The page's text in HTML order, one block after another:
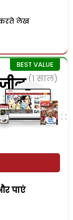
लेख
(1 साल)
पाएं